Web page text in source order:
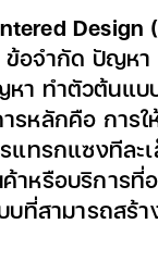
Design
ข้อจำกัด ปัญห
า ทำตัวต้นแบ
รหลักคือ การ
แทรกแซงทีล
หรือบริการที่
บที่สามารถส